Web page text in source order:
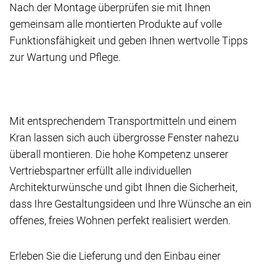
Nach der Montage überprüfen sie mit Ihnen
gemeinsam alle montierten Produkte auf volle
Funktionsfähigkeit und geben Ihnen wertvolle Tipps
zur Wartung und Pflege.
Mit entsprechendem Transportmitteln und einem
Kran lassen sich auch übergrosse Fenster nahezu
überall montieren. Die hohe Kompetenz unserer
Vertriebspartner erfüllt alle individuellen
Architekturwünsche und gibt Ihnen die Sicherheit,
dass Ihre Gestaltungsideen und Ihre Wünsche an ein
offenes, freies Wohnen perfekt realisiert werden.
Erleben Sie die Lieferung und den Einbau einer